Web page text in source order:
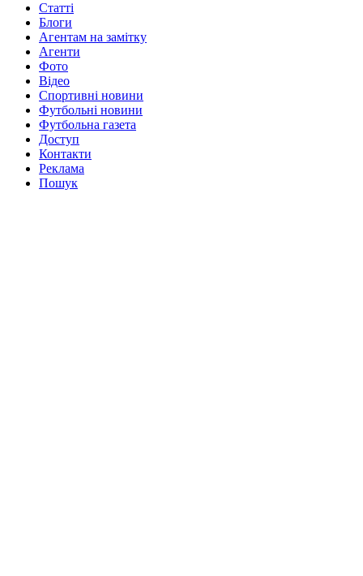
Статті
Блоги
Агентам на замітку
Агенти
Фото
Відео
Спортивні новини
Футбольні новини
Футбольна газета
Доступ
Контакти
Реклама
Пошук